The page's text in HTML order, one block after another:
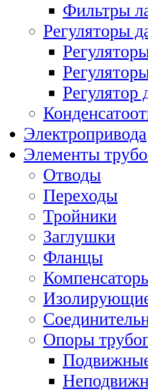
Фильтры
Регуляторы
Регулятор
Электропривода
Элементы
Отводы
Переходы
Тройники
Заглушки
Фланцы
Опоры